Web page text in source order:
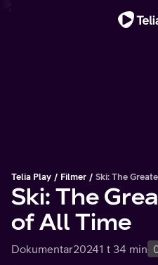
Telia Play Filmer Ski: The
Ski: The
of All Time
Dokumentar20241 t 34 min